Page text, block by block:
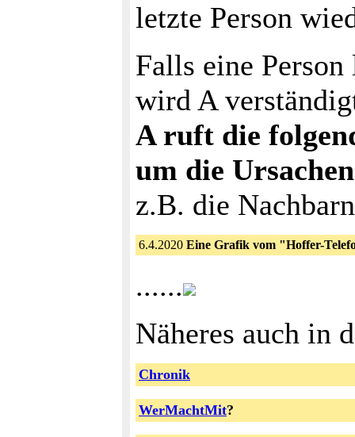
letzte Person
Falls eine
wird A
A ruft die
um die
z.B. die
6.4.2020 Eine Grafik vom "Hoffer-
......
Näheres auch in
Chronik
WerMachtMit?